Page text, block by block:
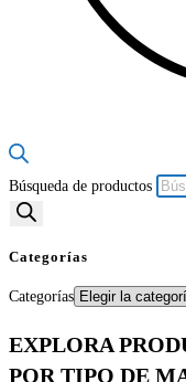
Búsqueda de productos
Categorías
Categorías
EXPLORA
POR TIPO DE